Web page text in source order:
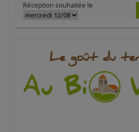
Réception souhaitée le